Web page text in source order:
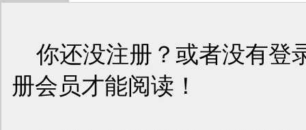
你还没注册？或者没有登
册会员才能阅读！